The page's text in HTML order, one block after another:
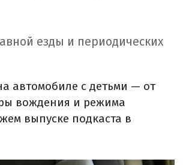
езды и периодических
автомобиле с детьми — от
вождения и режима
выпуске подкаста в